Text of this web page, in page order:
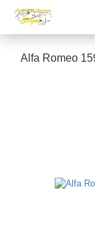
Alfa Romeo